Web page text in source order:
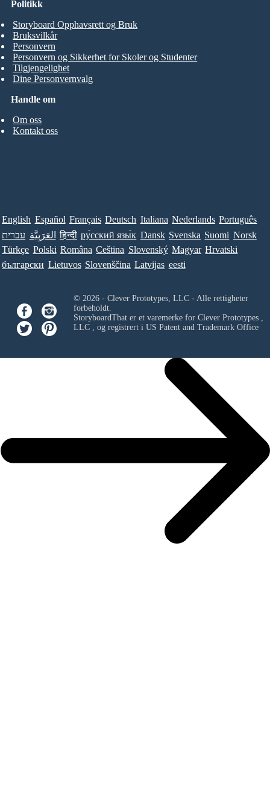
Handle om
Om oss
Kontakt oss
Politikk
Storyboard Opphavsrett og Bruk
Bruksvilkår
Personvern
Personvern og Sikkerhet for Skoler og Studenter
Tilgjengelighet
Dine Personvernvalg
English Español Français Deutsch Italiana Nederlands Português
עברית العَرَبِيَّة हिन्दी ру́сский язы́к Dansk Svenska Suomi Norsk
Türkçe Polski Româna Ceština Slovenský Magyar Hrvatski
български Lietuvos Slovenščina Latvijas eesti
© 2026 - Clever Prototypes, LLC - Alle rettigheter
forbeholdt.
StoryboardThat er et varemerke for Clever Prototypes ,
LLC, og registrert i US Patent and Trademark Office